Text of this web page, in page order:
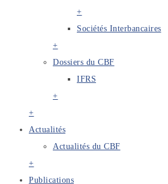
+
Sociétés Interbancaires
+
Dossiers du CBF
IFRS
+
+
Actualités
Actualités du CBF
+
Publications